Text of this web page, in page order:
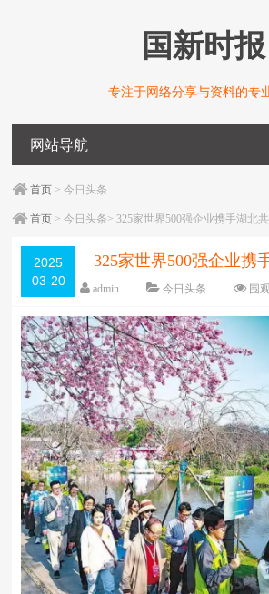
国新时报
专注于网络分享与资料的专
网站导航
首页 > 今日头条
首页 > 今日头条> 325家世界500强企业携手湖北
2025
03-20
325家世界500强企业携
admin 今日头条 围